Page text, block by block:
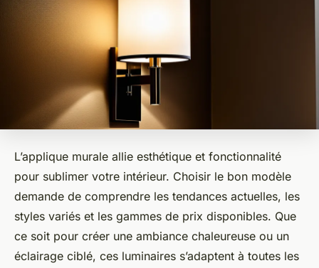
L’applique murale allie esthétique et fonctionnalité
pour sublimer votre intérieur. Choisir le bon modèle
demande de comprendre les tendances actuelles, les
styles variés et les gammes de prix disponibles. Que
ce soit pour créer une ambiance chaleureuse ou un
éclairage ciblé, ces luminaires s’adaptent à toutes les